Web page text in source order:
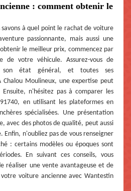
: comment obtenir le
savons à quel point le rachat de voiture
passionnante, mais aussi une
le meilleur prix, commencez par
de votre véhicule. Assurez-vous de
son état général, et toutes ses
Chalou Moulineux, une expertise peut
n'hésitez pas à comparer les
en utilisant les plateformes en
spécialisées. Une présentation
avec des photos de qualité, peut aussi
Enfin, n'oubliez pas de vous renseigner
: certains modèles ou époques sont
En suivant ces conseils, vous
réaliser une vente avantageuse et de
voiture ancienne avec Wantestin